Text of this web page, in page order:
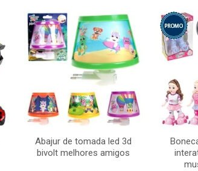
Abajur de tomada led 3d
bivolt melhores amigos